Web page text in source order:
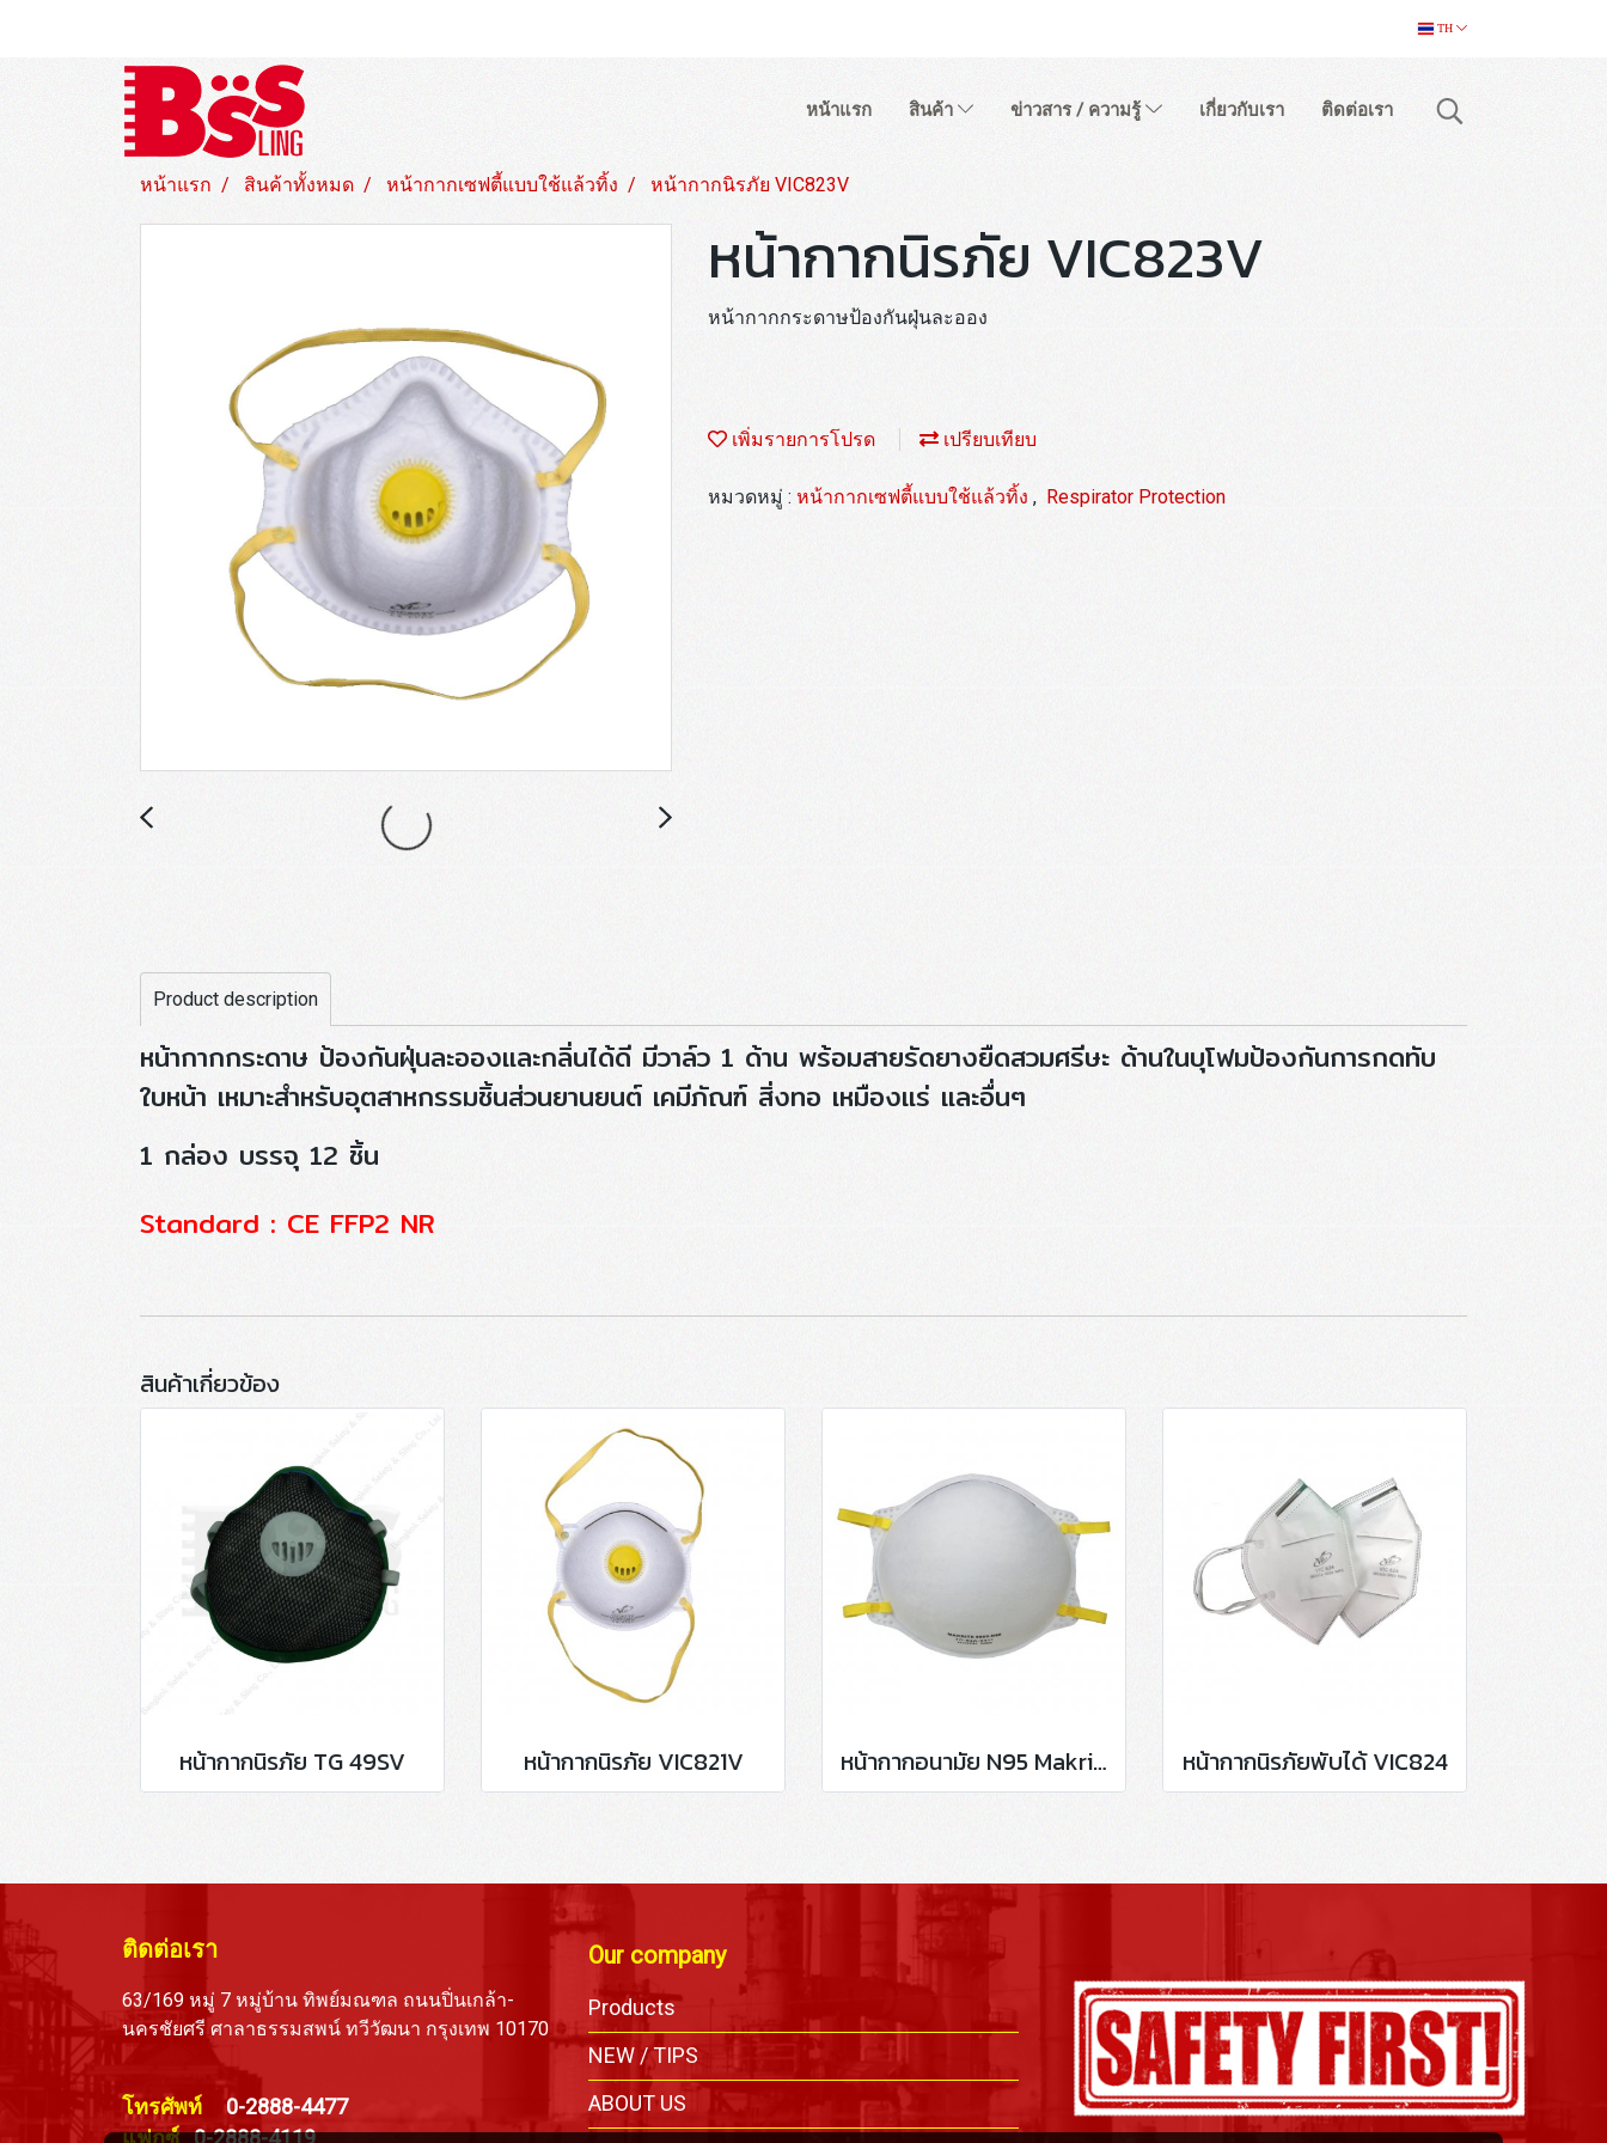
TH
หน้าแรก สินค้า ข่าวสาร / ความรู้ เกี่ยวกับเรา ติดต่อเรา
หน้าแรก สินค้าทั้งหมด หน้ากากเซฟตี้แบบใช้แล้วทิ้ง หน้ากากนิรภัย VIC823V
หน้ากากนิรภัย VIC823V
หน้ากากกระดาษป้องกันฝุ่นละออง
เพิ่มรายการโปรด เปรียบเทียบ
หมวดหมู่ : หน้ากากเซฟตี้แบบใช้แล้วทิ้ง , Respirator Protection
Product description
หน้ากากกระดาษ ป้องกันฝุ่นละอองและกลิ่นได้ดี มีวาล์ว 1 ด้าน พร้อมสายรัดยางยืดสวมศรีษะ ด้านในบุโฟมป้องกันการกดทับ
ใบหน้า เหมาะสำหรับอุตสาหกรรมชิ้นส่วนยานยนต์ เคมีภัณฑ์ สิ่งทอ เหมืองแร่ และอื่นๆ
1 กล่อง บรรจุ 12 ชิ้น
Standard : CE FFP2 NR
สินค้าเกี่ยวข้อง
หน้ากากนิรภัย TG 49SV หน้ากากนิรภัย VIC821V หน้ากากอนามัย N95 Makrite 9500-N95 หน้ากากนิรภัยพับได้ VIC824
ติดต่อเรา
63/169 หมู่ 7 หมู่บ้าน ทิพย์มณฑล ถนนปิ่นเกล้า-
นครชัยศรี ศาลาธรรมสพน์ ทวีวัฒนา กรุงเทพ 10170
โทรศัพท์0-2888-4477
แฟกซ์0-2888-4119
Our company
Products
NEW / TIPS
ABOUT US